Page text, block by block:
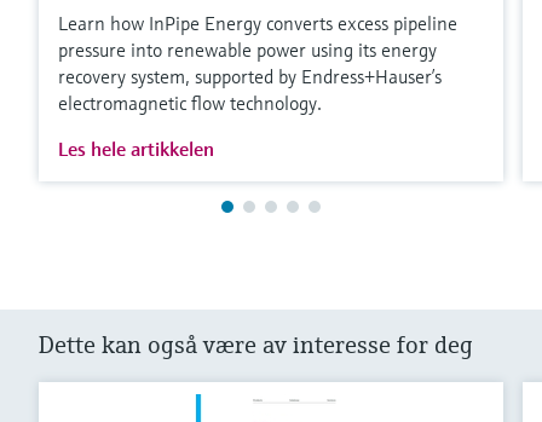
Learn how InPipe Energy converts excess pipeline
pressure into renewable power using its energy
recovery system, supported by Endress+Hauser’s
electromagnetic flow technology.
Les hele artikkelen
Dette kan også være av interesse for deg